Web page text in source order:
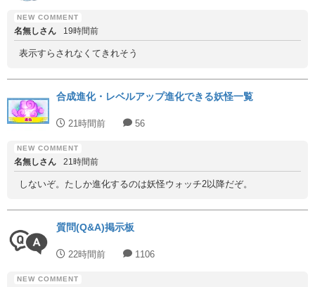
名無しさん 19時間前
表示すらされなくてきれそう
合成進化・レベルアップ進化できる妖怪一覧
21時間前 56
名無しさん 21時間前
しないぞ。たしか進化するのは妖怪ウォッチ2以降だぞ。
質問(Q&A)掲示板
22時間前 1106